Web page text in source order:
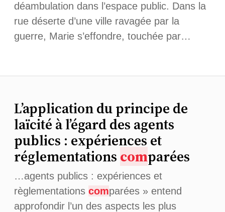
déambulation dans l’espace public. Dans la
rue déserte d’une ville ravagée par la
guerre, Marie s’effondre, touchée par…
L’application du principe de
laïcité à l’égard des agents
publics : expériences et
réglementations comparées
…agents publics : expériences et
règlementations comparées » entend
approfondir l’un des aspects les plus